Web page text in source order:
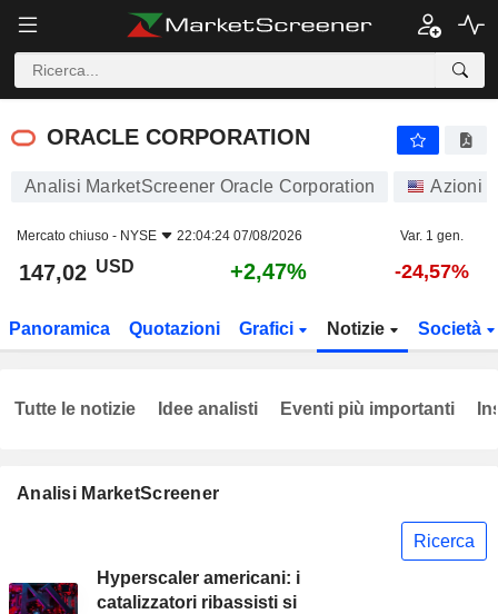
ORACLE CORPORATION
ORACLE CORPORATION
Analisi MarketScreener Oracle Corporation Azioni
Mercato chiuso - NYSE 22:04:24 07/08/2026 Var. 1 gen.
147,02 USD +2,47% -24,57%
Panoramica Quotazioni Grafici Notizie Società
Analisi MarketScreener
Ricerca
Hyperscaler americani: i
catalizzatori ribassisti si
Tutte le notizie Idee analisti Eventi più importanti